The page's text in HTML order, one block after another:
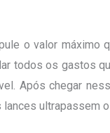
o valor máximo
todos os gastos
Após chegar
ultrapassem